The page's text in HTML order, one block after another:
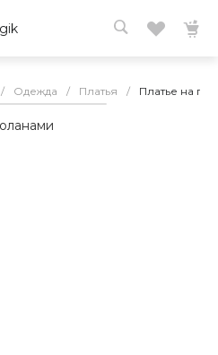
/ Одежда / Платья / Платье на